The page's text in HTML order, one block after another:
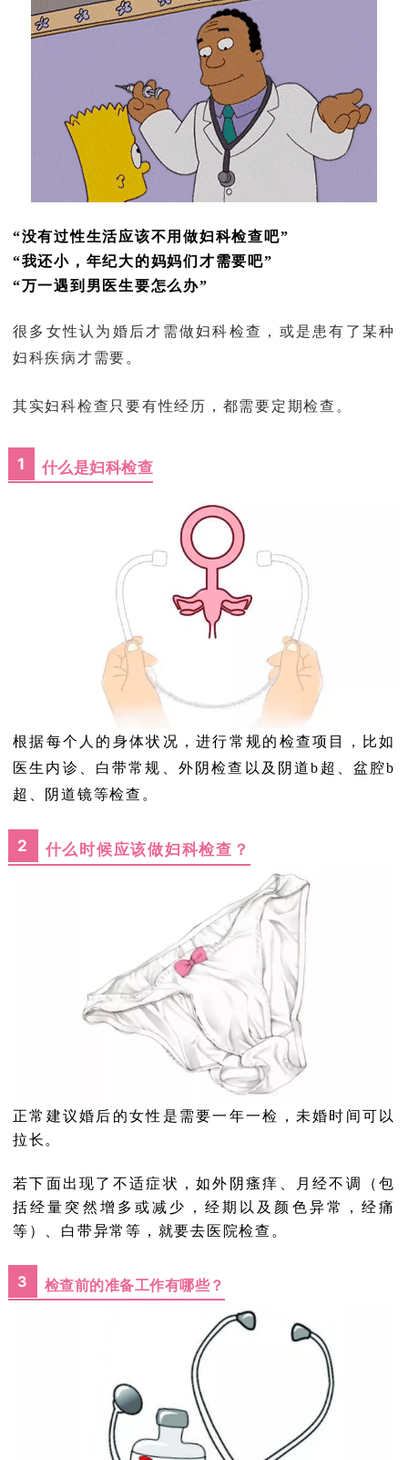
“没有过性生活应该不用做妇科检查吧”
“我还小，年纪大的妈妈们才需要吧”
“万一遇到男医生要怎么办”
很多女性认为婚后才需做妇科检查，或是患有了某种
妇科疾病才需要。
其实妇科检查只要有性经历，都需要定期检查。
1 什么是妇科检查
根据每个人的身体状况，进行常规的检查项目，比如
医生内诊、白带常规、外阴检查以及阴道b超、盆腔b
超、阴道镜等检查。
2 什么时候应该做妇科检查？
正常建议婚后的女性是需要一年一检，未婚时间可以
拉长。
若下面出现了不适症状，如外阴瘙痒、月经不调（包
括经量突然增多或减少，经期以及颜色异常，经痛
等）、白带异常等，就要去医院检查。
3 检查前的准备工作有哪些？